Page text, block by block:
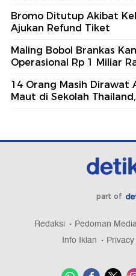
Bromo Ditutup Akibat
Ajukan Refund Tiket
Maling Bobol Brankas
Operasional Rp 1 Miliar
14 Orang Masih Dirawat
Maut di Sekolah
part of
Redaksi Pedoman
Info Iklan